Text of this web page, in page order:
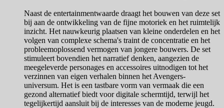
Naast de entertainmentwaarde draagt het bouwen van deze set
bij aan de ontwikkeling van de fijne motoriek en het ruimtelijk
inzicht. Het nauwkeurig plaatsen van kleine onderdelen en het
volgen van complexe schema's traint de concentratie en het
probleemoplossend vermogen van jongere bouwers. De set
stimuleert bovendien het narratief denken, aangezien de
meegeleverde personages en accessoires uitnodigen tot het
verzinnen van eigen verhalen binnen het Avengers-
universum. Het is een tastbare vorm van vermaak die een
gezond alternatief biedt voor digitale schermtijd, terwijl het
tegelijkertijd aansluit bij de interesses van de moderne jeugd.